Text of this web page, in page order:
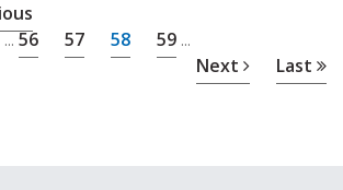
... 56 57 58 59 ...
Next Last